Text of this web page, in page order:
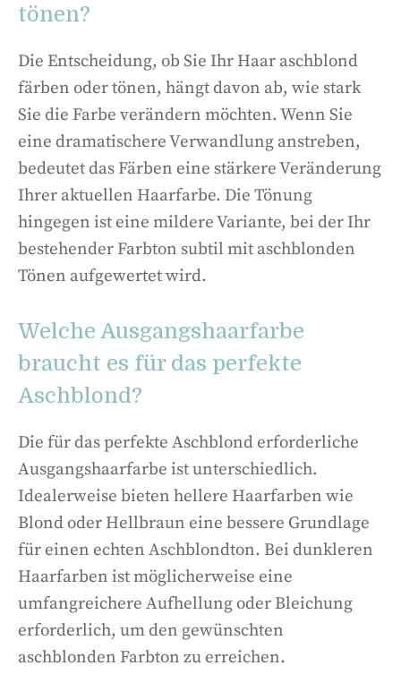
tönen?
Die Entscheidung, ob Sie Ihr Haar aschblond
färben oder tönen, hängt davon ab, wie stark
Sie die Farbe verändern möchten. Wenn Sie
eine dramatischere Verwandlung anstreben,
bedeutet das Färben eine stärkere Veränderung
Ihrer aktuellen Haarfarbe. Die Tönung
hingegen ist eine mildere Variante, bei der Ihr
bestehender Farbton subtil mit aschblonden
Tönen aufgewertet wird.
Welche Ausgangshaarfarbe
braucht es für das perfekte
Aschblond?
Die für das perfekte Aschblond erforderliche
Ausgangshaarfarbe ist unterschiedlich.
Idealerweise bieten hellere Haarfarben wie
Blond oder Hellbraun eine bessere Grundlage
für einen echten Aschblondton. Bei dunkleren
Haarfarben ist möglicherweise eine
umfangreichere Aufhellung oder Bleichung
erforderlich, um den gewünschten
aschblonden Farbton zu erreichen.